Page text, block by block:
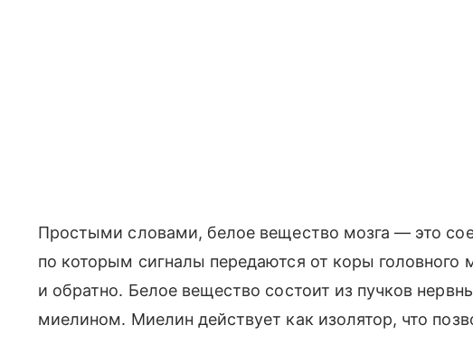
Простыми словами, белое вещество мозга — это
по которым сигналы передаются от коры головного
и обратно. Белое вещество состоит из пучков
миелином. Миелин действует как изолятор, что